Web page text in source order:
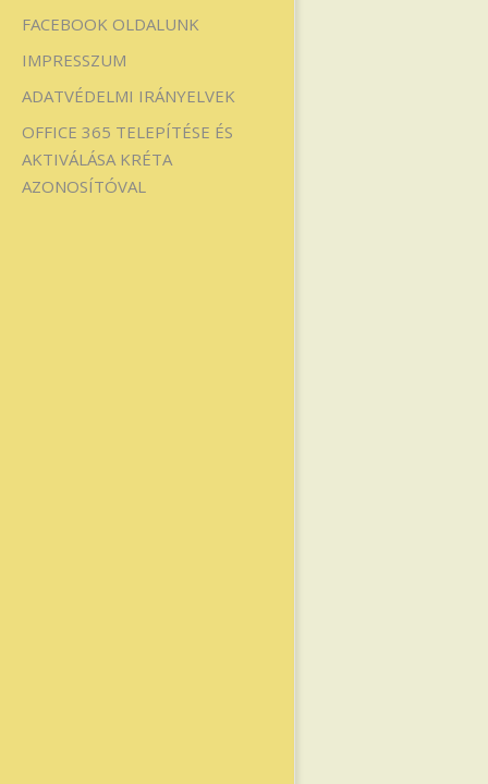
FACEBOOK OLDALUNK
IMPRESSZUM
ADATVÉDELMI IRÁNYELVEK
OFFICE 365 TELEPÍTÉSE ÉS
AKTIVÁLÁSA KRÉTA
AZONOSÍTÓVAL